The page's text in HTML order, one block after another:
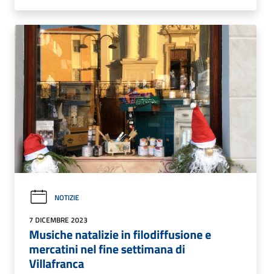
NOTIZIE
7 DICEMBRE 2023
Musiche natalizie in filodiffusione e
mercatini nel fine settimana di
Villafranca